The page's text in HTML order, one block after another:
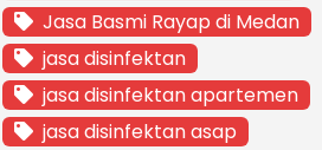
Jasa Basmi Rayap di Medan
jasa disinfektan
jasa disinfektan apartemen
jasa disinfektan asap